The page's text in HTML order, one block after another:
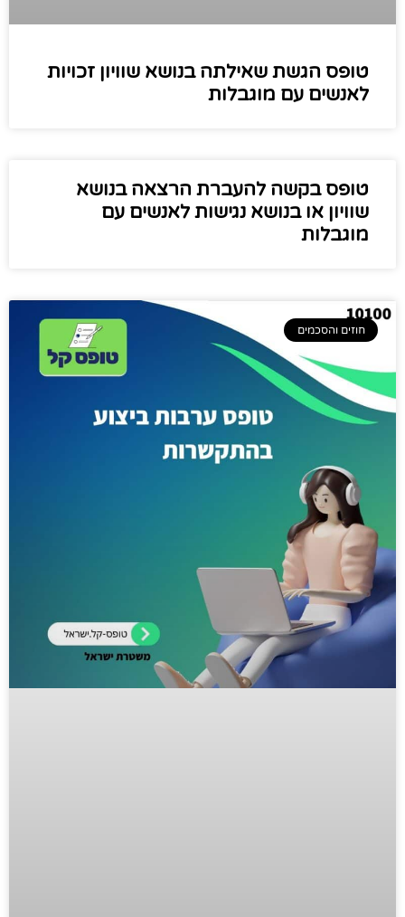
טופס הגשת שאילתה בנושא שוויון זכויות
לאנשים עם מוגבלות
טופס בקשה להעברת הרצאה בנושא
שוויון או בנושא נגישות לאנשים עם
מוגבלות
חוזים והסכמים